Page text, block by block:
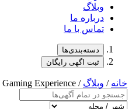
وبلاگ
درباره ما
تماس با ما
دسته‌بندی‌ها
ثبت اگهی رایگان
خانه / وبلاگ / An Overview of the Betano Gaming Experience